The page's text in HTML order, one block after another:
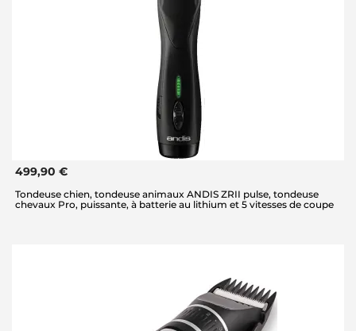
499,90 €
Tondeuse chien, tondeuse animaux ANDIS ZRII pulse, tondeuse
chevaux Pro, puissante, à batterie au lithium et 5 vitesses de coupe